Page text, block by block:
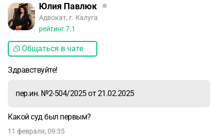
Юлия Павлюк
Адвокат, г. Калуга
рейтинг7.1
Общаться в чате
Здравствуйте!
пер.ин. №2-504/2025 от 21.02.2025
Какой суд был первым?
11 февраля, 09:35